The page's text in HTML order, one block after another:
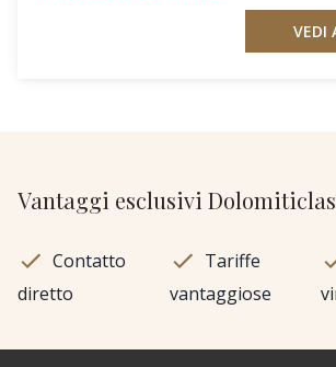
VEDI
Vantaggi esclusivi
Contatto
diretto
Tariffe
vantaggiose